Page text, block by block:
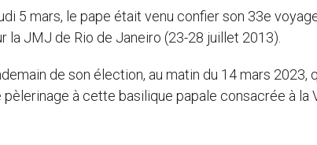
5 mars, le pape était venu confier son 33e
la JMJ de Rio de Janeiro (23-28 juillet 2013).
de son élection, au matin du 14 mars
à cette basilique papale consacrée à la